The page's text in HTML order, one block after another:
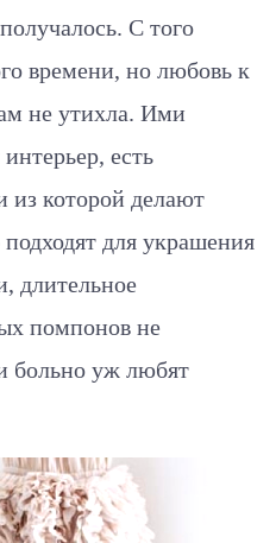
С того
времени, но любовь к
не утихла. Ими
есть
из которой делают
для украшения
длительное
помпонов не
больно уж любят